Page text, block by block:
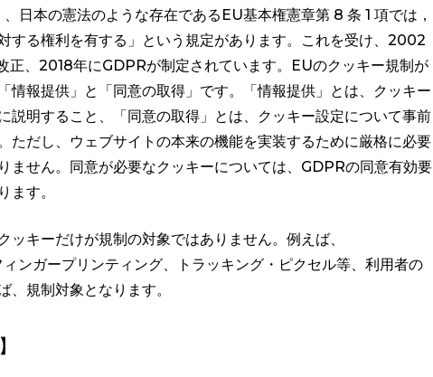
日本の憲法のような存在であるEU基本権憲章第 8 条 1 項では，
する権利を有する」という規定があります。これを受け、2002
、2018年にGDPRが制定されています。EUのクッキー規制が
情報提供」と「同意の取得」です。「情報提供」とは、クッキー
説明すること、「同意の取得」とは、クッキー設定について事前
ただし、ウェブサイトの本来の機能を実装するために厳格に必要
ません。同意が必要なクッキーについては、GDPRの同意有効要
ます。
キーだけが規制の対象ではありません。例えば、
ガープリンティング、トラッキング・ピクセル等、利用者の
規制対象となります。